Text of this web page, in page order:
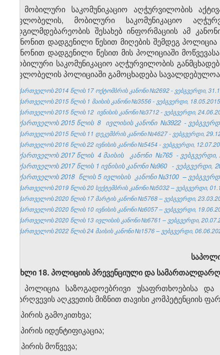
8. მობილური საკომუნიკაციო აღჭურვილობის
მფლობელის, მობილური საკომუნიკაციო
ადგილმდებარეობის შესახებ ინფორმაციის ამ
კანონით დადგენილი წესით მიღების შემდეგ
კანონით დადგენილი წესით მის პოლიციაში
მობილური საკომუნიკაციო აღჭურვილობის
მფლობელის პოლიციაში გამოცხადება
საქართველოს 2014 წლის 17 ოქტომბრის კანონი №2692 - ვებგვერდი,
საქართველოს 2015 წლის 1 მაისის კანონი №3556 - ვებგვერდი,
საქართველოს 2015 წლის 12 ივნისის კანონი №3712 - ვებგვერდი,
საქართველოს 2015 წლის 8 ივლისის კანონი №3922 -
საქართველოს 2015 წლის 11 დეკემბრისკანონი№4627- ვებგვერდი,
საქართველოს 2016 წლის 22 ივნისის კანონი №5454 - ვებგვერდი,
საქართველოს 2017 წლის 4 მაისის კანონი №765 - ვებგვერდი,
საქართველოს 2017 წლის 1 ივნისის კანონი №960 - ვებგვერდი,
საქართველოს 2018 წლის 5 ივლისის კანონი №3100 –
საქართველოს 2019 წლის 20 სექტემბრის კანონი №5032 – ვებგვერდი,
საქართველოს 2020 წლის 17 მარტის კანონი №5768 – ვებგვერდი,
საქართველოს 2020 წლის 10 ივნისის კანონი №6057 – ვებგვერდი,
საქართველოს 2020 წლის 13 ივლისის კანონი №6761 – ვებგვერდი,
საქართველოს 2022 წლის 24 მაისის კანონი №1576 – ვებგვერდი,
მუხლი 18. პოლიციის პრევენციული და
1. პოლიცია საზოგადოებრივი უსაფრთხოებისა
დარღვევის აღკვეთის მიზნით თავისი კომპეტენციის
ა) პირის გამოკითხვა;
ბ) პირის იდენტიფიკაცია;
გ) პირის მოწვევა;